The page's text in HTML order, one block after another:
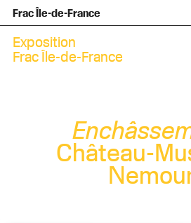
Frac Île-de-France
Qu’est-ce qu’un Frac ?
Prêts d’œuvres
Diffusion hors les murs
Informations pratiques
Venir au Frac
Contact
Visites et ateliers
Familles et enfants
Ados et adultes
Groupes
Accessibilité
Exposition
Frac Île-de-France
Château-